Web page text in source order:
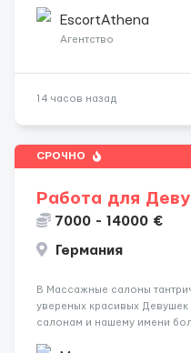
хорошие деньги 💶 — это
Требования: ✔️ Возраст от ...
EscortAthena
Агентство
14 часов назад
СРОЧНО
Работа для
7000 - 14000 €
Германия
В Массажные салоны
увереных красивых Девушек
салонам и нашему имени